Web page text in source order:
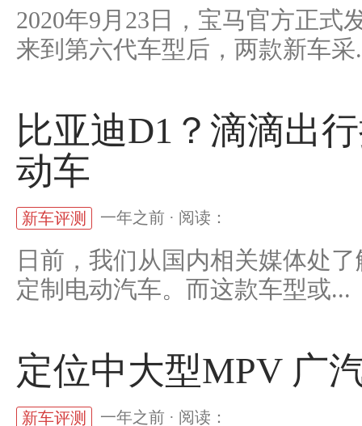
2020年9月23日，宝马官方正式
来到第六代车型后，两款新车采
比亚迪D1？滴滴出
动车
新车评测 一年之前 · 阅读：
日前，我们从国内相关媒体处
定制电动汽车。而这款车型或...
定位中大型MPV 广
新车评测 一年之前 · 阅读：